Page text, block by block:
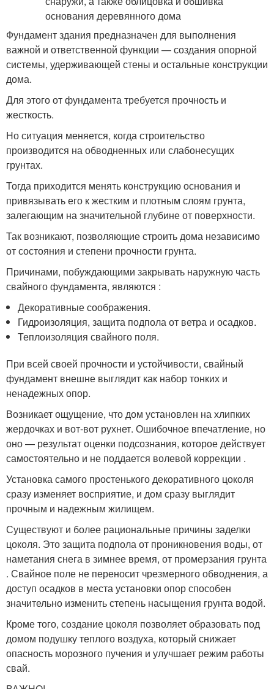
Фундамент здания предназначен для выполнения
важной и ответственной функции — создания опорной
системы, удерживающей стены и остальные конструкции
дома.
Для этого от фундамента требуется прочность и
жесткость.
Но ситуация меняется, когда строительство
производится на обводненных или слабонесущих
грунтах.
Тогда приходится менять конструкцию основания и
привязывать его к жестким и плотным слоям грунта,
залегающим на значительной глубине от поверхности.
Так возникают, позволяющие строить дома независимо
от состояния и степени прочности грунта.
Причинами, побуждающими закрывать наружную часть
свайного фундамента, являются :
Декоративные соображения.
Гидроизоляция, защита подпола от ветра и осадков.
Теплоизоляция свайного поля.
При всей своей прочности и устойчивости, свайный
фундамент внешне выглядит как набор тонких и
ненадежных опор.
Возникает ощущение, что дом установлен на хлипких
жердочках и вот-вот рухнет. Ошибочное впечатление, но
оно — результат оценки подсознания, которое действует
самостоятельно и не поддается волевой коррекции .
Установка самого простенького декоративного цоколя
сразу изменяет восприятие, и дом сразу выглядит
прочным и надежным жилищем.
Существуют и более рациональные причины заделки
цоколя. Это защита подпола от проникновения воды, от
наметания снега в зимнее время, от промерзания грунта
. Свайное поле не переносит чрезмерного обводнения, а
доступ осадков в места установки опор способен
значительно изменить степень насыщения грунта водой.
Кроме того, создание цоколя позволяет образовать под
домом подушку теплого воздуха, который снижает
опасность морозного пучения и улучшает режим работы
свай.